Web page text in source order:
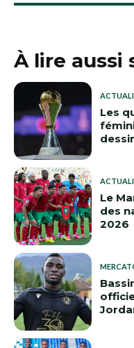
À lire aussi
Les
Le
des
2026